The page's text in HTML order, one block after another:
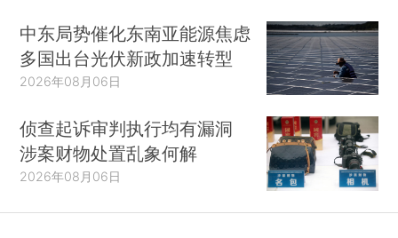
中东局势催化东南亚能源焦虑
多国出台光伏新政加速转型
2026年08月06日
侦查起诉审判执行均有漏洞
涉案财物处置乱象何解
2026年08月06日